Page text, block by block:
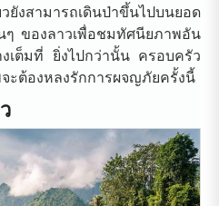
ยังสามารถเดินป่าขึ้นไปบนยอด
ๆ ของลาวเพื่อชมทัศนียภาพอัน
เต็มที่ ยิ่งไปกว่านั้น ครอบครัว
ะต้องหลงรักการผจญภัยครั้งนี้